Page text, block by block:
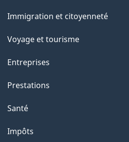
sujets
Immigration et citoyenneté
Voyage et tourisme
Entreprises
Prestations
Santé
Impôts